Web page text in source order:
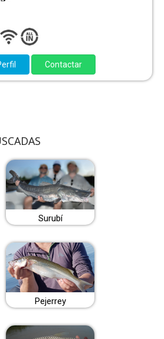
Contactar
Surubí
Pejerrey